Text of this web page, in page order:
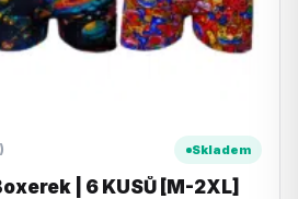
Skladem
| 6 KUSŮ [M-2XL]